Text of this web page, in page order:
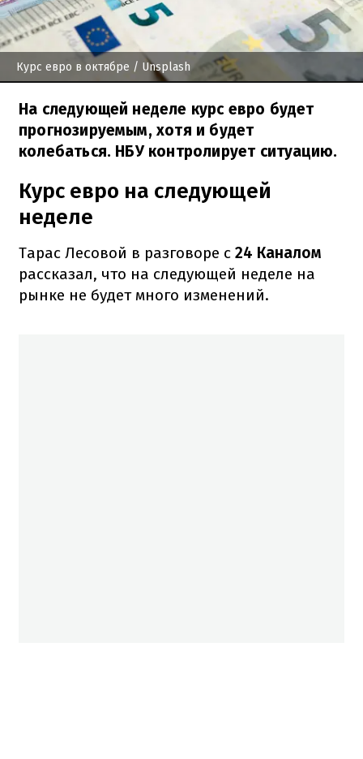
Курс евро в октябре / Unsplash
На следующей неделе курс евро будет
прогнозируемым, хотя и будет
колебаться. НБУ контролирует ситуацию.
Курс евро на следующей
неделе
Тарас Лесовой в разговоре с 24 Каналом
рассказал, что на следующей неделе на
рынке не будет много изменений.